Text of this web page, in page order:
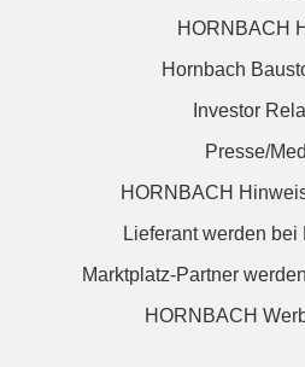
HORNBACH
Hornbach
Investor
Presse/
HORNBACH
Lieferant werden bei
Marktplatz-Partner
HORNBACH